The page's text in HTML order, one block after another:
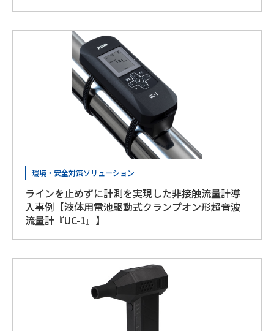
環境・安全対策ソリューション
ラインを止めずに計測を実現した非接触流量計導
入事例【液体用電池駆動式クランプオン形超音波
流量計『UC-1』】